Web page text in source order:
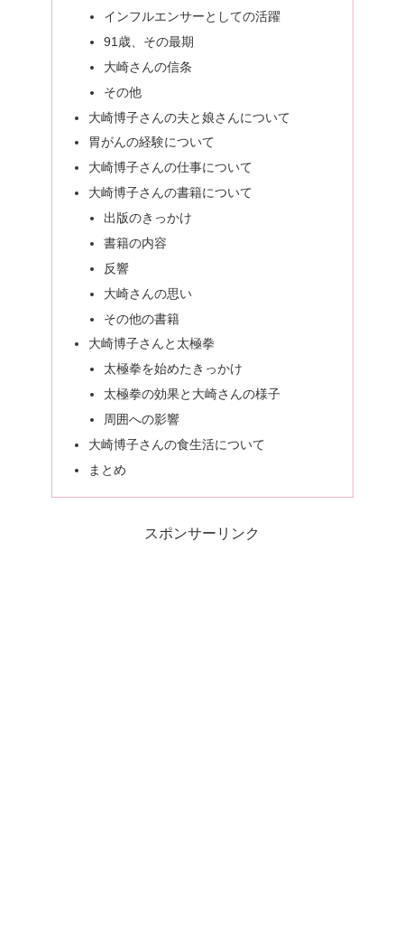
インフルエンサーとしての活躍
91歳、その最期
大崎さんの信条
その他
大崎博子さんの夫と娘さんについて
胃がんの経験について
大崎博子さんの仕事について
大崎博子さんの書籍について
出版のきっかけ
書籍の内容
反響
大崎さんの思い
その他の書籍
大崎博子さんと太極拳
太極拳を始めたきっかけ
太極拳の効果と大崎さんの様子
周囲への影響
大崎博子さんの食生活について
まとめ
スポンサーリンク